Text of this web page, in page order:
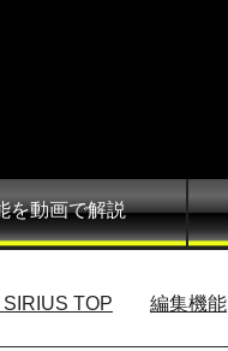
を動画で解説
TOP 編集機能